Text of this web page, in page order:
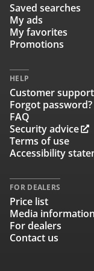
Saved searches
My ads
My favorites
Promotions
HELP
Customer
Forgot password?
FAQ
Security advice
Terms of use
Accessibility
FOR DEALERS
Price list
Media information
For dealers
Contact us